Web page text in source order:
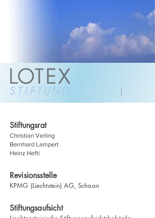
Stiftungsrat
Christian Verling
Bernhard Lampert
Heinz Hefti
Revisionsstelle
KPMG (Liechtstein) AG, Schaan
Stiftungsaufsicht